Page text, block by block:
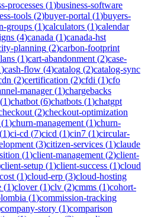
processes (1)business-software
tools (2)buyer-portal (1)buyers-
groups (1)calculators (1)calendar
(4)canada (1)canada-hst
planning (2)carbon-footprint
(1)cart-abandonment (2)case-
)cash-flow (4)catalog (2)catalog-sync
(2)certification (2)cfdi (1)cfo
manager(1)chargebacks
(1)chatbot (6)chatbots (1)chatgpt
(2)checkout-optimization
(1)churn-management (1)churn-
(1)ci-cd (7)cicd (1)cin7 (1)circular-
(3)citizen-services (1)claude
(1)client-management (2)client-
client-setup (1)client-success (1)cloud
(1)cloud-erp (3)cloud-hosting
(1)clover(1)clv (2)cmms (1)cohort-
(1)commission-tracking
company-story (1)comparison